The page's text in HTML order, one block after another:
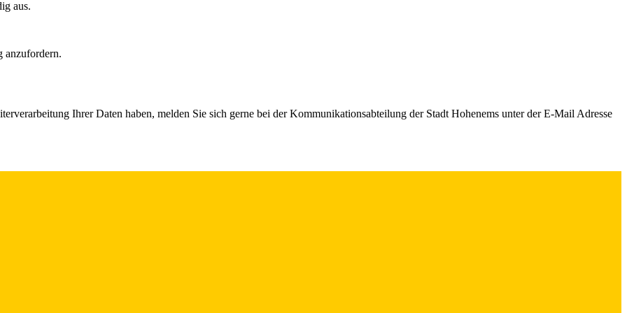
aus.
anzufordern.
Ihrer Daten haben, melden Sie sich gerne bei der Kommunikationsabteilung der Stadt Hohenems unter der E-Mail Adresse